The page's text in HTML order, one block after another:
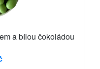
a bílou čokoládou